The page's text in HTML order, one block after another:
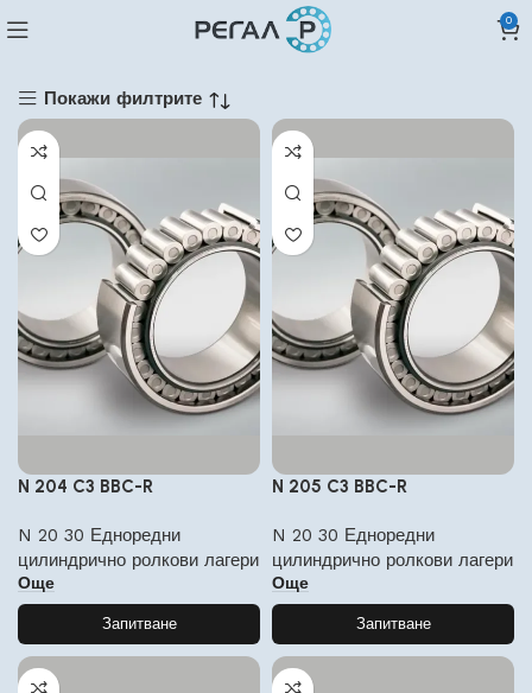
0
Покажи филтрите
N 204 C3 BBC-R
N 20 30 Едноредни
цилиндрично ролкови лагери
Още
Запитване
N 205 C3 BBC-R
N 20 30 Едноредни
цилиндрично ролкови лагери
Още
Запитване